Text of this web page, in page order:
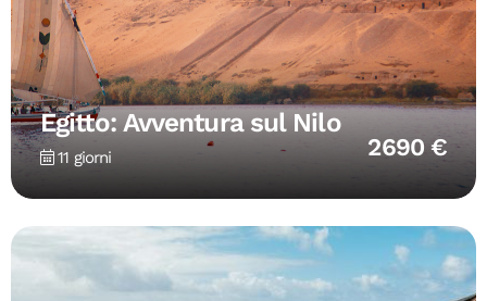
Egitto: Avventura sul Nilo
11 giorni 2690 €